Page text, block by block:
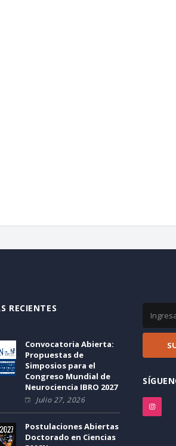
RECIENTES
Convocatoria Abierta:
Propuestas de
Simposios para el
Congreso Mundial de
Neurociencia IBRO 2027
Julio 27, 2026
Postulaciones Abiertas
Doctorado en Ciencias